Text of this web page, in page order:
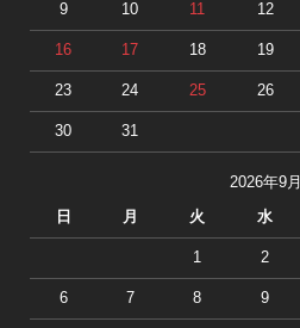
9 10 11 12
16 17 18 19
23 24 25 26
30 31
2026年9月
日 月 火 水
1 2
6 7 8 9